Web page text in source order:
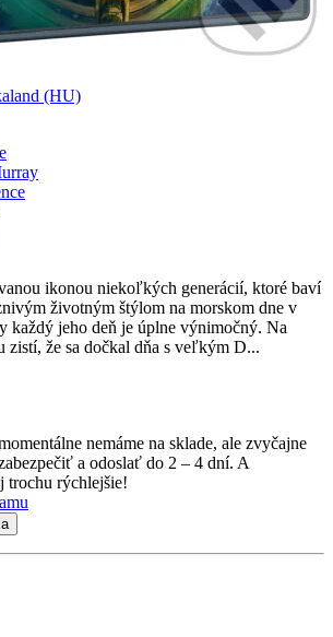
(HU)
ikonou niekoľkých generácií, ktoré baví
životným štýlom na morskom dne v
každý jeho deň je úplne výnimočný. Na
zistí, že sa dočkal dňa s veľkým D...
nemáme na sklade, ale zvyčajne
a odoslať do 2 – 4 dní. A
trochu rýchlejšie!